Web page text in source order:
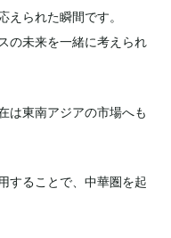
えられた瞬間です。
の未来を一緒に考えられ
は東南アジアの市場へも
することで、中華圏を起